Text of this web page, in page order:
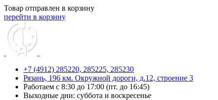
Товар отправлен в корзину
перейти в корзину
+7 (4912) 285220, 285225, 285230
Рязань, 196 км. Окружной дороги, д.12, строение 3
Работаем с 8:30 до 17:00 (пт. до 16:45)
Выходные дни: суббота и воскресенье